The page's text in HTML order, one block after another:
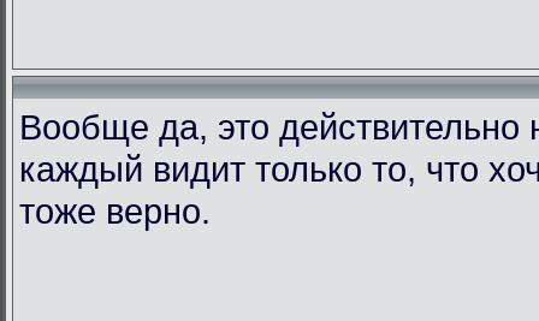
Вообще да, это действительно
каждый видит только то, что
тоже верно.